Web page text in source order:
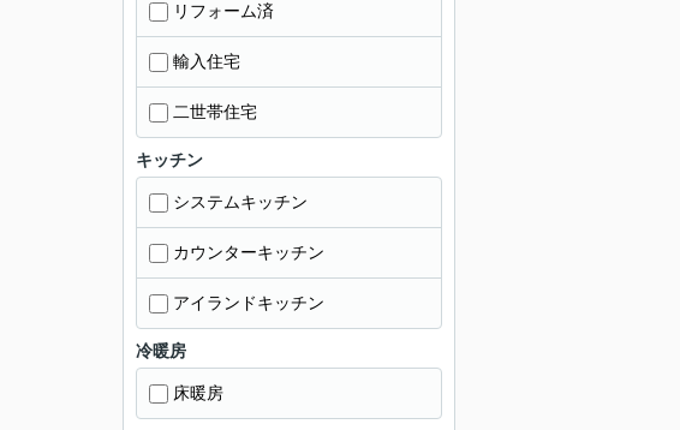
リフォーム済
輸入住宅
二世帯住宅
キッチン
システムキッチン
カウンターキッチン
アイランドキッチン
冷暖房
床暖房